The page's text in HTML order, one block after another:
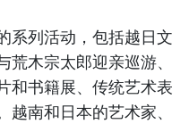
系列活动，包括越日文
木宗太郎迎亲巡游、
和书籍展、传统艺术表
南和日本的艺术家、